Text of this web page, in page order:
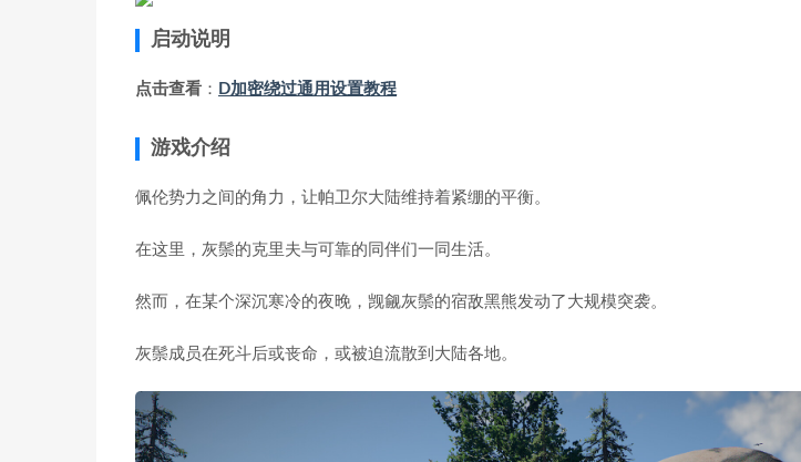
启动说明
点击查看 ： D加密绕过通用设置教程
游戏介绍
佩伦势力之间的角力，让帕卫尔大陆维持着紧绷的平衡。
在这里，灰鬃的克里夫与可靠的同伴们一同生活。
然而，在某个深沉寒冷的夜晚，觊觎灰鬃的宿敌黑熊发动了大规模突袭。
灰鬃成员在死斗后或丧命，或被迫流散到大陆各地。